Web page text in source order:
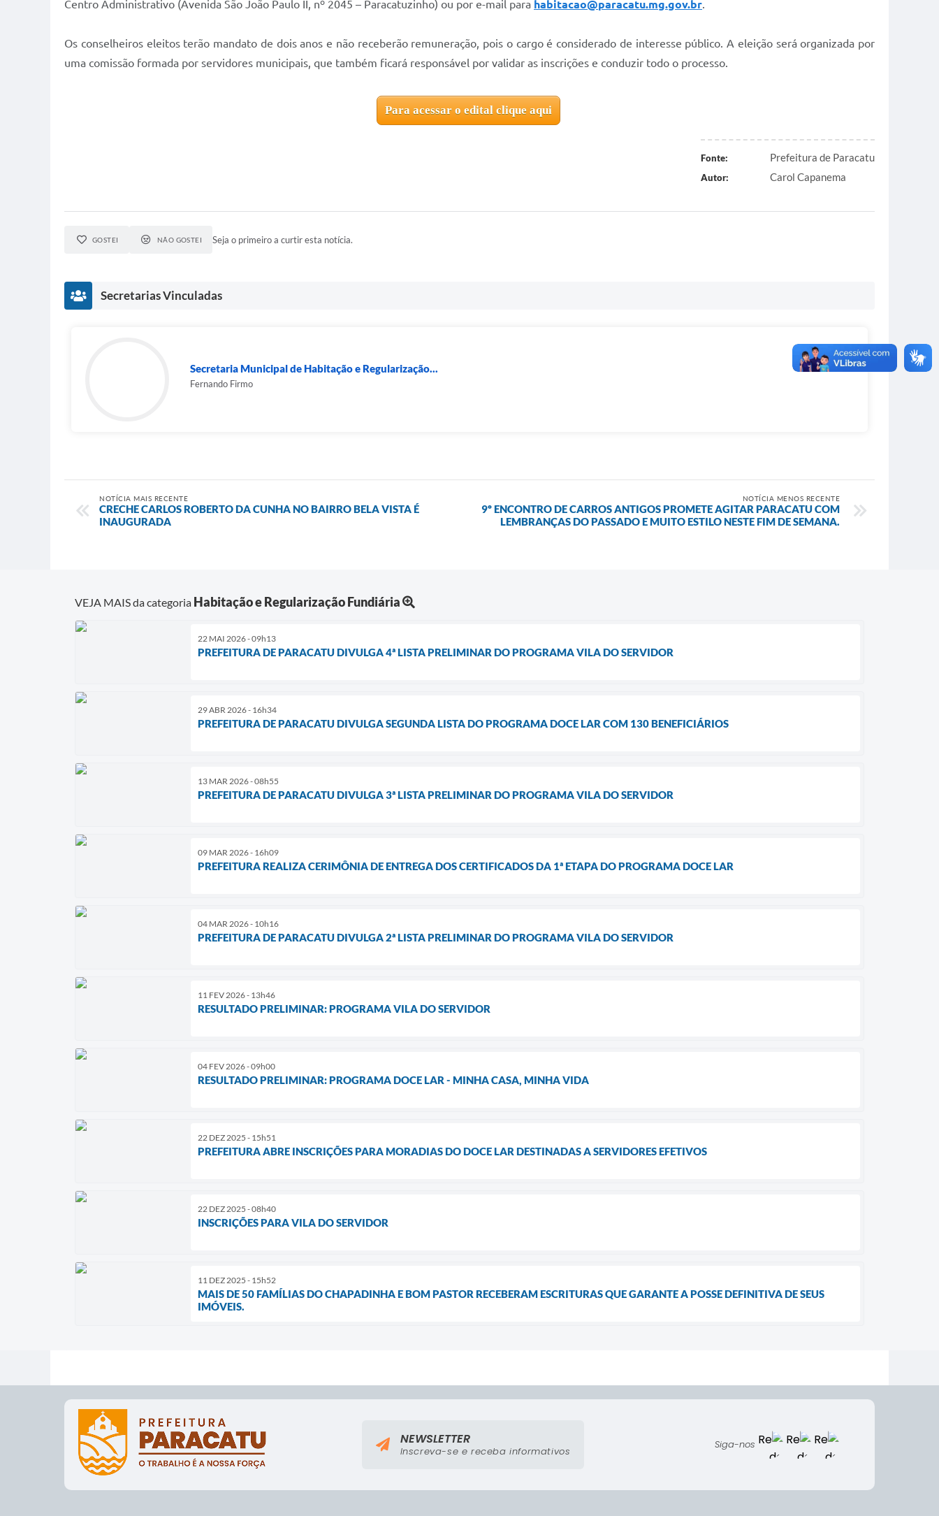
Centro Administrativo (Avenida São João Paulo II, nº 2045 – Paracatuzinho) ou por e-mail para habitacao@paracatu.mg.gov.br.
Os conselheiros eleitos terão mandato de dois anos e não receberão remuneração, pois o cargo é considerado de interesse público. A eleição será organizada por
uma comissão formada por servidores municipais, que também ficará responsável por validar as inscrições e conduzir todo o processo.
Para acessar o edital clique aqui
Fonte: Prefeitura de Paracatu
Autor: Carol Capanema
GOSTEI NÃO GOSTEI Seja o primeiro a curtir esta notícia.
Secretarias Vinculadas
Secretaria Municipal de Habitação e Regularização...
Fernando Firmo
NOTÍCIA MAIS RECENTE
CRECHE CARLOS ROBERTO DA CUNHA NO BAIRRO BELA VISTA É
INAUGURADA
NOTÍCIA MENOS RECENTE
9º ENCONTRO DE CARROS ANTIGOS PROMETE AGITAR PARACATU COM
LEMBRANÇAS DO PASSADO E MUITO ESTILO NESTE FIM DE SEMANA.
VEJA MAIS da categoria Habitação e Regularização Fundiária
22 MAI 2026 - 09h13
PREFEITURA DE PARACATU DIVULGA 4ª LISTA PRELIMINAR DO PROGRAMA VILA DO SERVIDOR
29 ABR 2026 - 16h34
PREFEITURA DE PARACATU DIVULGA SEGUNDA LISTA DO PROGRAMA DOCE LAR COM 130 BENEFICIÁRIOS
13 MAR 2026 - 08h55
PREFEITURA DE PARACATU DIVULGA 3ª LISTA PRELIMINAR DO PROGRAMA VILA DO SERVIDOR
09 MAR 2026 - 16h09
PREFEITURA REALIZA CERIMÔNIA DE ENTREGA DOS CERTIFICADOS DA 1ª ETAPA DO PROGRAMA DOCE LAR
04 MAR 2026 - 10h16
PREFEITURA DE PARACATU DIVULGA 2ª LISTA PRELIMINAR DO PROGRAMA VILA DO SERVIDOR
11 FEV 2026 - 13h46
RESULTADO PRELIMINAR: PROGRAMA VILA DO SERVIDOR
04 FEV 2026 - 09h00
RESULTADO PRELIMINAR: PROGRAMA DOCE LAR - MINHA CASA, MINHA VIDA
22 DEZ 2025 - 15h51
PREFEITURA ABRE INSCRIÇÕES PARA MORADIAS DO DOCE LAR DESTINADAS A SERVIDORES EFETIVOS
22 DEZ 2025 - 08h40
INSCRIÇÕES PARA VILA DO SERVIDOR
11 DEZ 2025 - 15h52
MAIS DE 50 FAMÍLIAS DO CHAPADINHA E BOM PASTOR RECEBERAM ESCRITURAS QUE GARANTE A POSSE DEFINITIVA DE SEUS
IMÓVEIS.
Siga-nos
NEWSLETTER
Inscreva-se e receba informativos